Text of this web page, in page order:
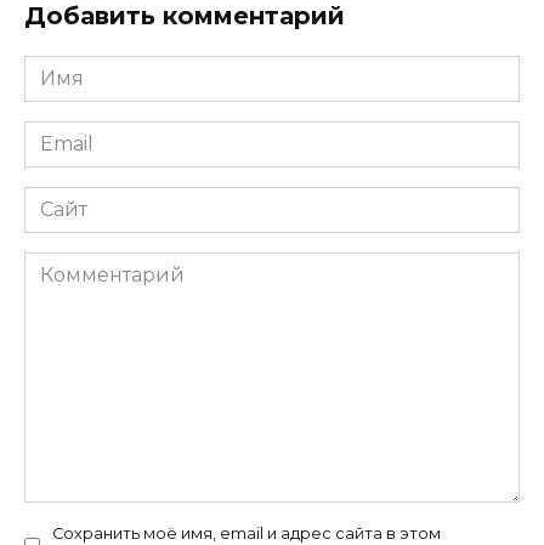
Добавить комментарий
Имя
*
Email
*
Сайт
Комментарий
Сохранить моё имя, email и адрес сайта в этом